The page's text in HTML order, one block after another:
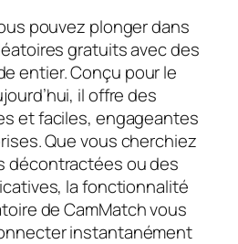
pouvez plonger dans
gratuits avec des
entier. Conçu pour le
il offre des
et faciles, engageantes
Que vous cherchiez
décontractées ou des
la fonctionnalité
de CamMatch vous
instantanément